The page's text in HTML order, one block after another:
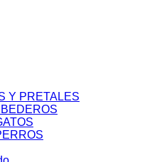
Y PRETALES